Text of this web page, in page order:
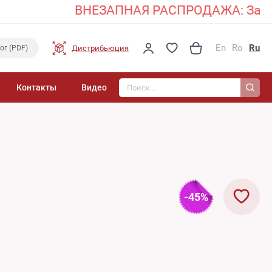
ВНЕЗАПНАЯ РАСПРОДАЖА:
(PDF) Дистрибьюция En Ro Ru
Контакты Видео Поиск...
-45%